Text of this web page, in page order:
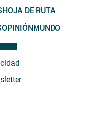
HOJA DE RUTA
OPINIÓNMUNDO